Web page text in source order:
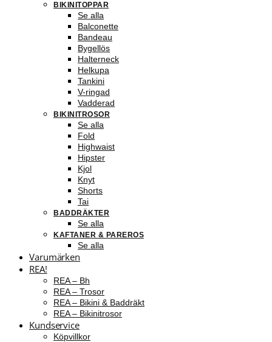
BIKINITOPPAR
Se alla
Balconette
Bandeau
Bygellös
Halterneck
Helkupa
Tankini
V-ringad
Vadderad
BIKINITROSOR
Se alla
Fold
Highwaist
Hipster
Kjol
Knyt
Shorts
Tai
BADDRÄKTER
Se alla
KAFTANER & PAREROS
Se alla
Varumärken
REA!
REA – Bh
REA – Trosor
REA – Bikini & Baddräkt
REA – Bikinitrosor
Kundservice
Köpvillkor